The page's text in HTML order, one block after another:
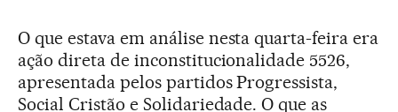
O que estava em análise nesta quarta-feira era
ação direta de inconstitucionalidade 5526,
apresentada pelos partidos Progressista,
Social Cristão e Solidariedade. O que as